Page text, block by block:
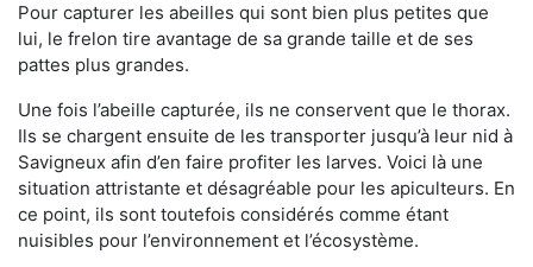
Pour capturer les abeilles qui sont bien plus petites que
lui, le frelon tire avantage de sa grande taille et de ses
pattes plus grandes.
Une fois l’abeille capturée, ils ne conservent que le thorax.
Ils se chargent ensuite de les transporter jusqu’à leur nid à
Savigneux afin d’en faire profiter les larves. Voici là une
situation attristante et désagréable pour les apiculteurs. En
ce point, ils sont toutefois considérés comme étant
nuisibles pour l’environnement et l’écosystème.